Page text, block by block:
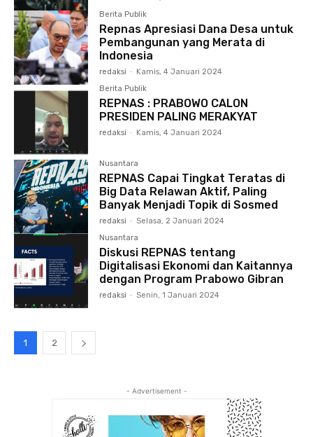
Berita Publik
Repnas Apresiasi Dana Desa untuk
Pembangunan yang Merata di
Indonesia
redaksi -
Kamis, 4 Januari 2024
Berita Publik
REPNAS : PRABOWO CALON
PRESIDEN PALING MERAKYAT
redaksi - Kamis, 4 Januari 2024
Nusantara
REPNAS Capai Tingkat Teratas di
Big Data Relawan Aktif, Paling
Banyak Menjadi Topik di Sosmed
redaksi - Selasa, 2 Januari 2024
Nusantara
Diskusi REPNAS tentang
Digitalisasi Ekonomi dan Kaitannya
dengan Program Prabowo Gibran
redaksi - Senin, 1 Januari 2024
1 2
- Advertisement -